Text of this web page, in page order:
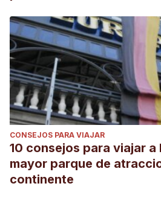
CONSEJOS PARA VIAJAR
10 consejos para viajar a
mayor parque de
continente